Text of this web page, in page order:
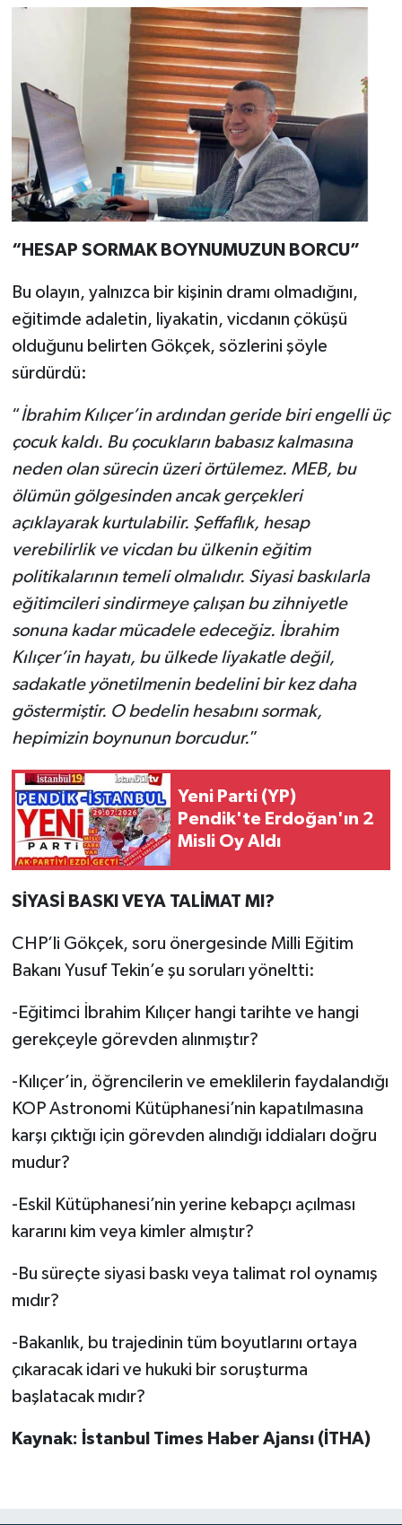
“HESAP SORMAK BOYNUMUZUN BORCU”
Bu olayın, yalnızca bir kişinin dramı olmadığını,
eğitimde adaletin, liyakatin, vicdanın çöküşü
olduğunu belirten Gökçek, sözlerini şöyle
sürdürdü:
“İbrahim Kılıçer’in ardından geride biri engelli üç
çocuk kaldı. Bu çocukların babasız kalmasına
neden olan sürecin üzeri örtülemez. MEB, bu
ölümün gölgesinden ancak gerçekleri
açıklayarak kurtulabilir. Şeffaflık, hesap
verebilirlik ve vicdan bu ülkenin eğitim
politikalarının temeli olmalıdır. Siyasi baskılarla
eğitimcileri sindirmeye çalışan bu zihniyetle
sonuna kadar mücadele edeceğiz. İbrahim
Kılıçer’in hayatı, bu ülkede liyakatle değil,
sadakatle yönetilmenin bedelini bir kez daha
göstermiştir. O bedelin hesabını sormak,
hepimizin boynunun borcudur.”
Yeni Parti (YP)
Pendik'te Erdoğan'ın 2
Misli Oy Aldı
SİYASİ BASKI VEYA TALİMAT MI?
CHP’li Gökçek, soru önergesinde Milli Eğitim
Bakanı Yusuf Tekin’e şu soruları yöneltti:
-Eğitimci İbrahim Kılıçer hangi tarihte ve hangi
gerekçeyle görevden alınmıştır?
-Kılıçer’in, öğrencilerin ve emeklilerin faydalandığı
KOP Astronomi Kütüphanesi’nin kapatılmasına
karşı çıktığı için görevden alındığı iddiaları doğru
mudur?
-Eskil Kütüphanesi’nin yerine kebapçı açılması
kararını kim veya kimler almıştır?
-Bu süreçte siyasi baskı veya talimat rol oynamış
mıdır?
-Bakanlık, bu trajedinin tüm boyutlarını ortaya
çıkaracak idari ve hukuki bir soruşturma
başlatacak mıdır?
Kaynak: İstanbul Times Haber Ajansı (İTHA)